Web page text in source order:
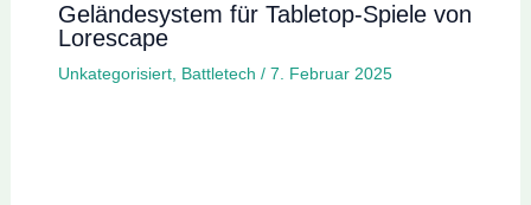
Geländesystem für Tabletop-Spiele von
Lorescape
Unkategorisiert, Battletech / 7. Februar 2025